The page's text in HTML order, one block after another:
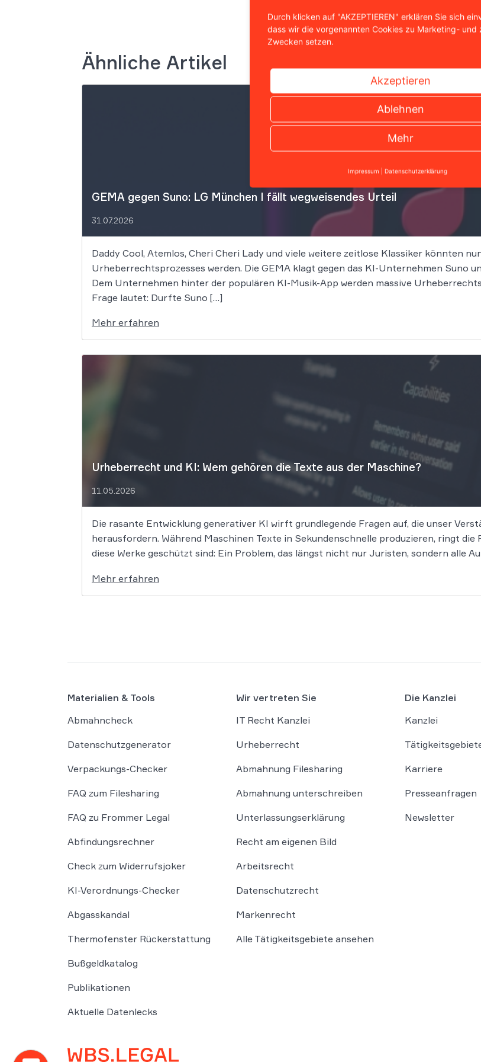
Ähnliche Artikel
GEMA gegen Suno: LG München I fällt wegweisendes Urteil
31.07.2026
Daddy Cool, Atemlos, Cheri Cheri Lady und viele weitere zeitlose Klassiker könnten
Urheberrechtsprozesses werden. Die GEMA klagt gegen das KI-Unternehmen Suno
Dem Unternehmen hinter der populären KI-Musik-App werden massive
Frage lautet: Durfte Suno […]
Mehr erfahren
Urheberrecht und KI: Wem gehören die Texte aus der Maschine?
11.05.2026
Die rasante Entwicklung generativer KI wirft grundlegende Fragen auf, die unser
herausfordern. Während Maschinen Texte in Sekundenschnelle produzieren, ringt
diese Werke geschützt sind: Ein Problem, das längst nicht nur Juristen, sondern alle
Mehr erfahren
Materialien & Tools
Abmahncheck
Datenschutzgenerator
Verpackungs-Checker
FAQ zum Filesharing
FAQ zu Frommer Legal
Abfindungsrechner
Check zum Widerrufsjoker
KI-Verordnungs-Checker
Abgasskandal
Thermofenster Rückerstattung
Bußgeldkatalog
Publikationen
Aktuelle Datenlecks
Wir vertreten Sie
IT Recht Kanzlei
Urheberrecht
Abmahnung Filesharing
Abmahnung unterschreiben
Unterlassungserklärung
Recht am eigenen Bild
Arbeitsrecht
Datenschutzrecht
Markenrecht
Alle Tätigkeitsgebiete ansehen
Die Kanzlei
Kanzlei
Karriere
Presseanfragen
Newsletter
Durch klicken auf "AKZEPTIEREN" erklären Sie sich
dass wir die vorgenannten Cookies zu Marketing- und
Zwecken setzen.
Akzeptieren
Ablehnen
Mehr
Impressum Datenschutzerklärung